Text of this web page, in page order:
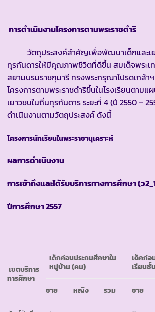
การดำเนินงานโครงการตามพระราชดำริ
วัตถุประสงค์สำคัญเพื่อพัฒนาเด็กและเย
ทุรกันดารให้มีคุณภาพชีวิตที่ดีขึ้น สมเด็จพระเ
สยามบรมราชกุมารี ทรงพระกรุณาโปรดเกล้า
โครงการตามพระราชดำริขึ้นในโรงเรียนตาม
เยาวชนในถิ่นทุรกันดาร ระยะที่ 4 (ปี 2550 –
ดำเนินงานตามวัตถุประสงค์ ดังนี้
โครงการนักเรียนในพระราชานุเคราะห์
ผลการดำเนินงาน
การเข้าถึงและได้รับบริการทางการศึกษา(ว
ปีการศึกษา2557
เขตบริการ
การศึกษา
เด็กก่อนประถมศึกษาใน
หมู่บ้าน(คน)
เด็กก่อ
เรียนชั้
ชาย หญิง รวม ชาย